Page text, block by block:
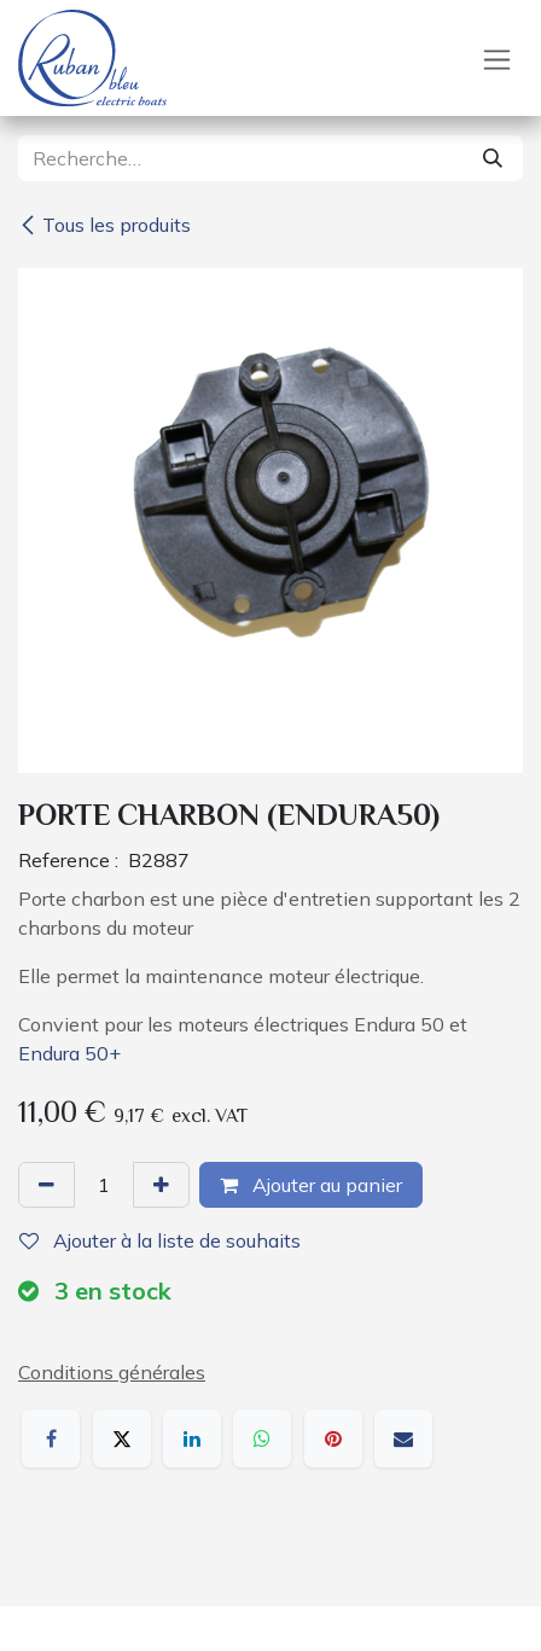
Se rendre au contenu
Tous les produits
PORTE CHARBON (ENDURA50)
Reference : B2887
Porte charbon est une pièce d'entretien supportant les 2
charbons du moteur
Elle permet la maintenance moteur électrique.
Convient pour les moteurs électriques Endura 50 et
Endura 50+
11,00€ 9,17 € excl. VAT
Ajouter au panier
Ajouter à la liste de souhaits
3 en stock
Conditions générales